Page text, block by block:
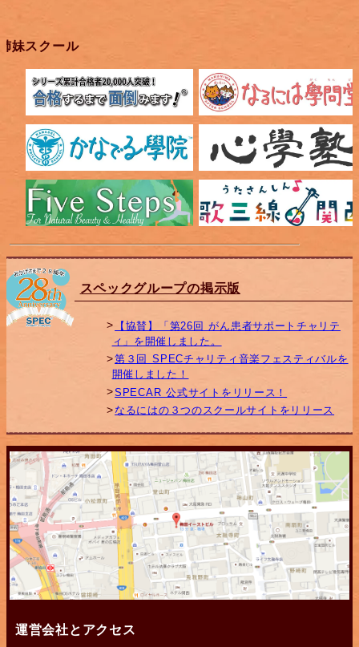
妹スクール
スペックグループの掲示版
【協賛】「第26回 がん患者サポートチャリテ
ィ」を開催しました。
第３回 SPECチャリティ音楽フェスティバルを
開催しました！
SPECAR 公式サイトをリリース！
なるにはの３つのスクールサイトをリリース
運営会社とアクセス